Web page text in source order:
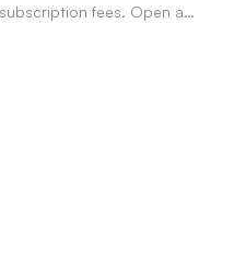
fees. Open a